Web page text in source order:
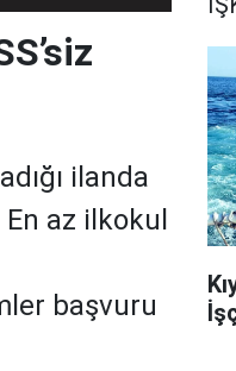
ilanda
az ilkokul
başvuru